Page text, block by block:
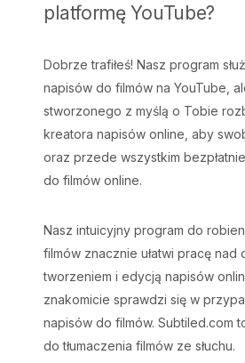
platformę YouTube?
Dobrze trafiłeś! Nasz program
napisów do filmów na YouTube,
stworzonego z myślą o Tobie
kreatora napisów online, aby
oraz przede wszystkim
do filmów online.
Nasz intuicyjny program do
filmów znacznie ułatwi pracę nad
tworzeniem i edycją napisów
znakomicie sprawdzi się w
napisów do filmów. Subtiled.com
do tłumaczenia filmów ze słuchu.